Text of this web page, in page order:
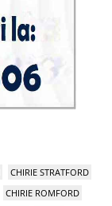
CHIRIE STRATFORD
CHIRIE ROMFORD